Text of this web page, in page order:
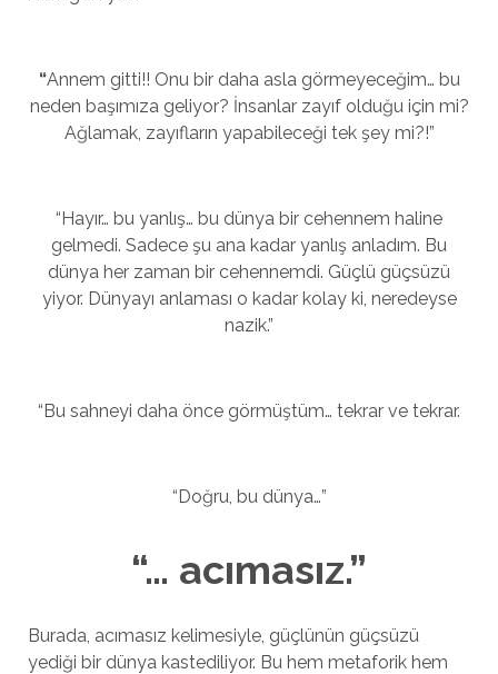
“Annem gitti!! Onu bir daha asla görmeyeceğim… bu
neden başımıza geliyor? İnsanlar zayıf olduğu için mi?
Ağlamak, zayıfların yapabileceği tek şey mi?!”
“Hayır… bu yanlış… bu dünya bir cehennem haline
gelmedi. Sadece şu ana kadar yanlış anladım. Bu
dünya her zaman bir cehennemdi. Güçlü güçsüzü
yiyor. Dünyayı anlaması o kadar kolay ki, neredeyse
nazik.”
“Bu sahneyi daha önce görmüştüm… tekrar ve tekrar.
“Doğru, bu dünya…”
“… acımasız.”
Burada, acımasız kelimesiyle, güçlünün güçsüzü
yediği bir dünya kastediliyor. Bu hem metaforik hem